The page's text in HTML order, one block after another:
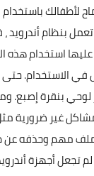
لأطفالك
تعمل بنظام
استخدام هذه
في الاستخدام.
بنقرة إصبع.
غير ضرورية
ملف مهم وحذفه عن
تجعل أجهزة